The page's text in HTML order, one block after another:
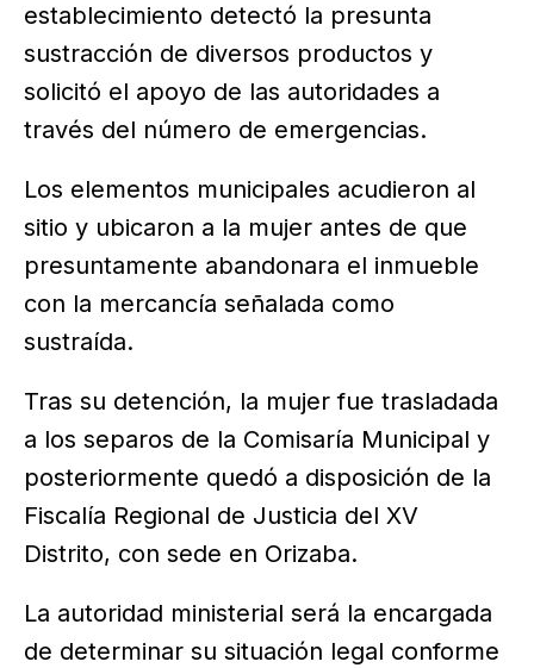
establecimiento detectó la presunta
sustracción de diversos productos y
solicitó el apoyo de las autoridades a
través del número de emergencias.
Los elementos municipales acudieron al
sitio y ubicaron a la mujer antes de que
presuntamente abandonara el inmueble
con la mercancía señalada como
sustraída.
Tras su detención, la mujer fue trasladada
a los separos de la Comisaría Municipal y
posteriormente quedó a disposición de la
Fiscalía Regional de Justicia del XV
Distrito, con sede en Orizaba.
La autoridad ministerial será la encargada
de determinar su situación legal conforme